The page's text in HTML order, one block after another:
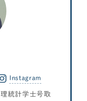
Instagram
統計学士号取